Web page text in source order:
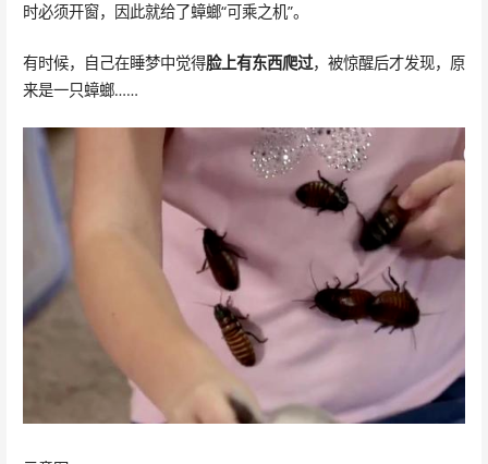
时必须开窗，因此就给了蟑螂“可乘之机”。
有时候，自己在睡梦中觉得脸上有东西爬过，被惊醒后才发现，原
来是一只蟑螂……